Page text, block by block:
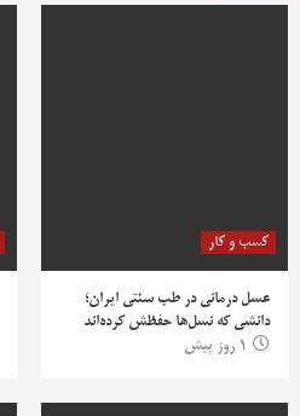
کسب و کار
عسل درمانی در طب سنتی ایران؛
دانشی که نسل‌ها حفظش کرده‌اند
1 روز پیش